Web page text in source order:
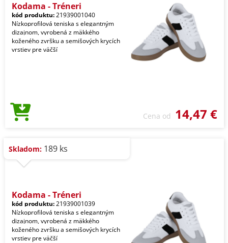
Kodama - Tréneri
kód produktu:21939001040
Nízkoprofilová teniska s elegantným
dizajnom, vyrobená z mäkkého
koženého zvršku a semišových krycích
vrstiev pre väčší
Cena od 14,47 €
Skladom: 189 ks
Kodama - Tréneri
kód produktu:21939001039
Nízkoprofilová teniska s elegantným
dizajnom, vyrobená z mäkkého
koženého zvršku a semišových krycích
vrstiev pre väčší